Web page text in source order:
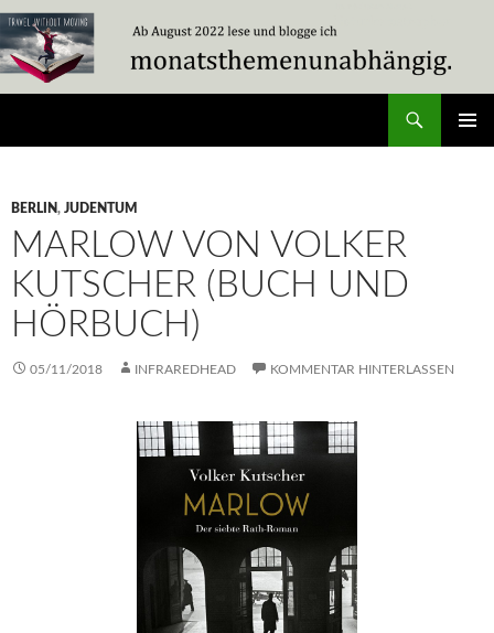
Zum
Inhalt
springen
BERLIN, JUDENTUM
MARLOW VON VOLKER
KUTSCHER (BUCH UND
HÖRBUCH)
05/11/2018 INFRAREDHEAD KOMMENTAR HINTERLASSEN